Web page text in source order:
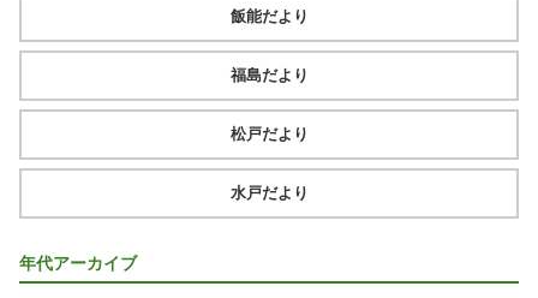
飯能だより
福島だより
松戸だより
水戸だより
年代アーカイブ